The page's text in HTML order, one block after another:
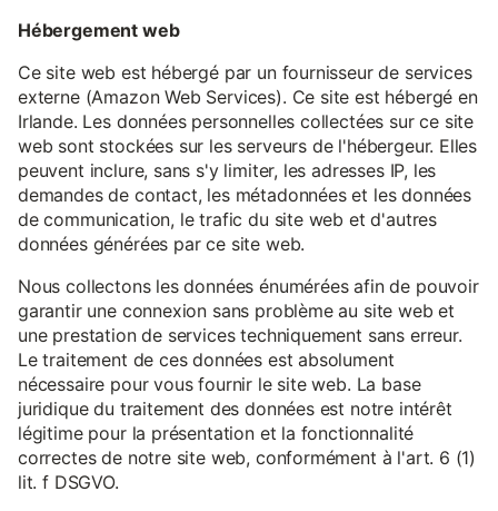
Hébergement web
Ce site web est hébergé par un fournisseur de services
externe (Amazon Web Services). Ce site est hébergé en
Irlande. Les données personnelles collectées sur ce site
web sont stockées sur les serveurs de l'hébergeur. Elles
peuvent inclure, sans s'y limiter, les adresses IP, les
demandes de contact, les métadonnées et les données
de communication, le trafic du site web et d'autres
données générées par ce site web.
Nous collectons les données énumérées afin de pouvoir
garantir une connexion sans problème au site web et
une prestation de services techniquement sans erreur.
Le traitement de ces données est absolument
nécessaire pour vous fournir le site web. La base
juridique du traitement des données est notre intérêt
légitime pour la présentation et la fonctionnalité
correctes de notre site web, conformément à l'art. 6 (1)
lit. f DSGVO.